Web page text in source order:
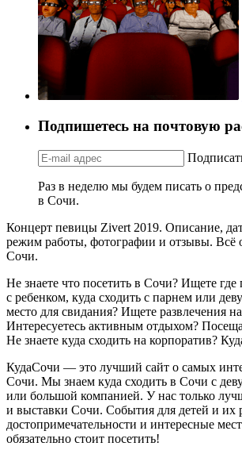
Подпишетесь на почтовую
Раз в неделю мы будем писать о
в Сочи.
Концерт певицы Zivert 2019. Описание,
режим работы, фотографии и отзывы. Всё
Сочи.
Не знаете что посетить в Сочи? Ищете где
с ребенком, куда сходить с парнем или
место для свидания? Ищете развлечения
Интересуетесь активным отдыхом?
Не знаете куда сходить на корпоратив?
КудаСочи — это лучший сайт о самых
Сочи. Мы знаем куда сходить в Сочи с
или большой компанией. У нас только
и выставки Сочи. События для детей и их
достопримечательности и интересные
обязательно стоит посетить!